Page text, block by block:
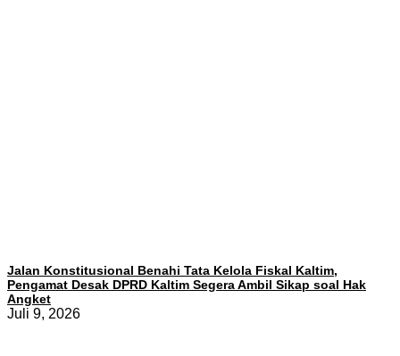
Jalan Konstitusional Benahi Tata Kelola Fiskal Kaltim,
Pengamat Desak DPRD Kaltim Segera Ambil Sikap soal Hak
Angket
Juli 9, 2026